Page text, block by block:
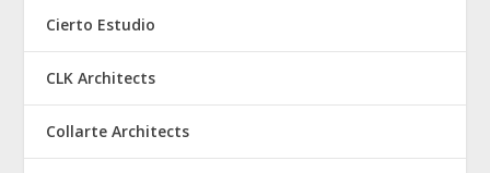
Cierto Estudio
CLK Architects
Collarte Architects